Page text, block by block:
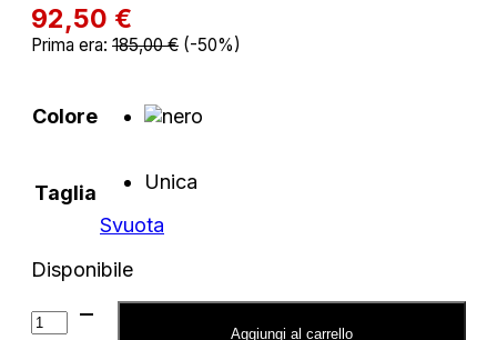
92,50 €
Prima era: 185,00€ (-50%)
Colore
Taglia
Unica
Svuota
Disponibile
Borsa
Love
Aggiungi al carrello